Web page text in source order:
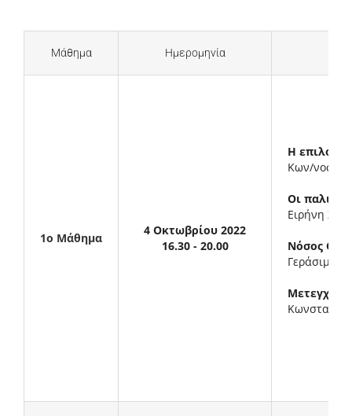
Μάθημα Ημερομηνία
1ο Μάθημα
4 Οκτωβρίου 2022
16.30 - 20.00
Η επιλογή
Kων/νος
Οι παλιές
Ειρήνη
Νόσος
Γεράσιμος